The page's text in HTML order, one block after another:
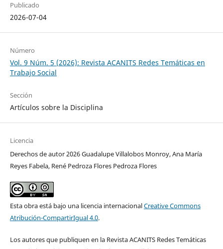
Publicado
2026-07-04
Número
Vol. 9 Núm. 5 (2026): Revista ACANITS Redes Temáticas en
Trabajo Social
Sección
Artículos sobre la Disciplina
Licencia
Derechos de autor 2026 Guadalupe Villalobos Monroy, Ana María
Reyes Fabela, René Pedroza Flores Pedroza Flores
Esta obra está bajo una licencia internacionalCreative Commons
Atribución-CompartirIgual 4.0.
Los autores que publiquen en la Revista ACANITS Redes Temáticas